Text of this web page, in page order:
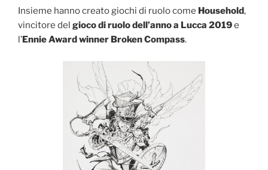
Insieme hanno creato giochi di ruolo come Household,
vincitore del gioco di ruolo dell’anno a Lucca 2019e
l’Ennie Award winner Broken Compass.